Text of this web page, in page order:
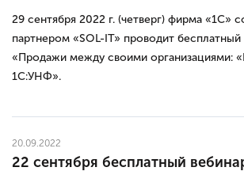
29 сентября 2022 г. (четверг) фирма «‎1С»
партнером «‎SOL-IT» проводит бесплатный
«‎Продажи между своими организациями:
1С:УНФ».
20.09.2022
22 сентября бесплатный